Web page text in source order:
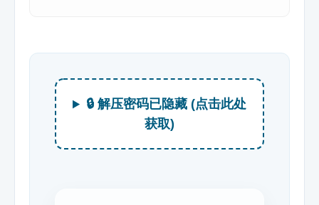
🔒 解压密码已隐藏 (点击此处
获取)